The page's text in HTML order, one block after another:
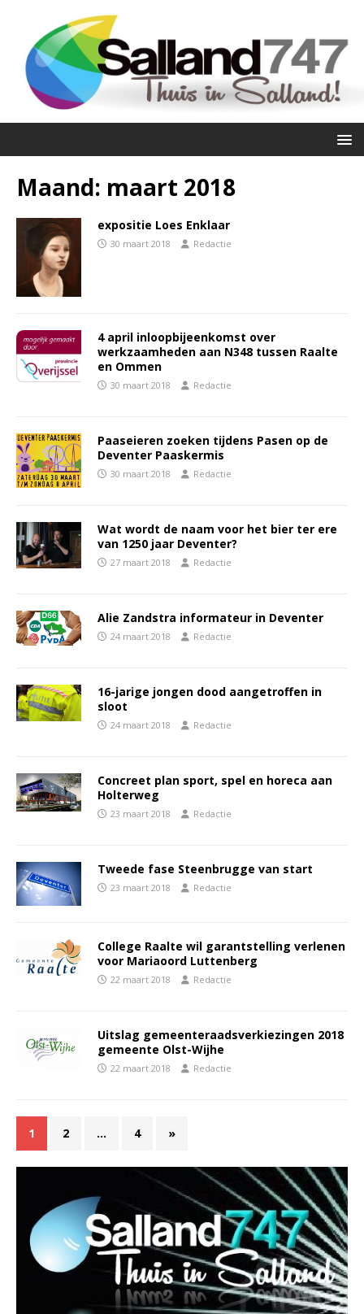
Maand: maart 2018
expositie Loes Enklaar
30 maart 2018 Redactie
4 april inloopbijeenkomst over
werkzaamheden aan N348 tussen Raalte
en Ommen
30 maart 2018 Redactie
Paaseieren zoeken tijdens Pasen op de
Deventer Paaskermis
30 maart 2018 Redactie
Wat wordt de naam voor het bier ter ere
van 1250 jaar Deventer?
27 maart 2018 Redactie
Alie Zandstra informateur in Deventer
24 maart 2018 Redactie
16-jarige jongen dood aangetroffen in
sloot
24 maart 2018 Redactie
Concreet plan sport, spel en horeca aan
Holterweg
23 maart 2018 Redactie
Tweede fase Steenbrugge van start
23 maart 2018 Redactie
College Raalte wil garantstelling verlenen
voor Mariaoord Luttenberg
22 maart 2018 Redactie
Uitslag gemeenteraadsverkiezingen 2018
gemeente Olst-Wijhe
22 maart 2018 Redactie
1 2 … 4 »